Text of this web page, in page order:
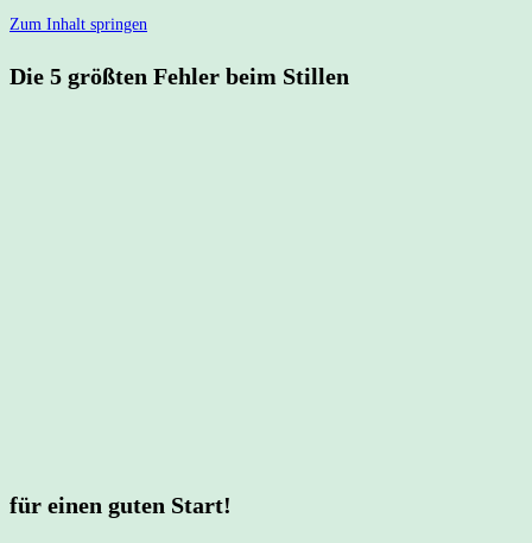
Zum Inhalt springen
Die 5 größten Fehler beim Stillen
für einen guten Start!